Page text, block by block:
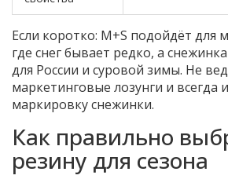
Если коротко: M+S подойдёт для
где снег бывает редко, а
для России и суровой зимы. Не
маркетинговые лозунги и
маркировку снежинки.
Как правильно
резину для сезона